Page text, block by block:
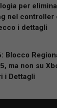
per
nel controller
i dettagli
Blocco
ma non su
i Dettagli